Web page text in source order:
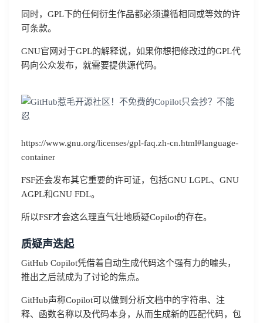
同时，GPL下的任何衍生作品都必须遵循相同或等效的许
可条款。
GNU官网对于GPL的解释说，如果你想把修改过的GPL代
码向公众发布，就需要提供源代码。
https://www.gnu.org/licenses/gpl-faq.zh-cn.html#language-
container
FSF还会发布其它重要的许可证，包括GNU LGPL、GNU
AGPL和GNU FDL。
所以FSF才会这么理直气壮地质疑Copilot的存在。
质疑声迭起
GitHub Copilot凭借着自动生成代码这个强有力的噱头，
推出之后就成为了讨论的焦点。
GitHub声称Copilot可以做到分析文档中的字符串、注
释、函数名称以及代码本身，从而生成新的匹配代码，包